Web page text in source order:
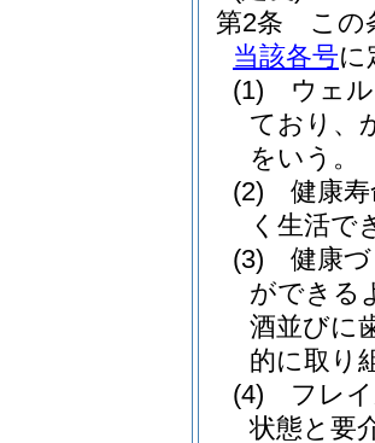
第2条
この
当該各号に
(1)
ウェ
ており、
をいう。
(2)
健康
く生活で
(3)
健康
ができる
酒並びに
的に取り
(4)
フレ
状態と要